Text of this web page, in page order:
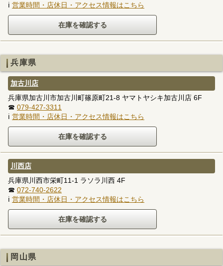
ℹ 営業時間・店休日・アクセス情報はこちら
兵庫県
加古川店
兵庫県加古川市加古川町篠原町21-8 ヤマトヤシキ加古川店 6F
☎ 079-427-3311
ℹ 営業時間・店休日・アクセス情報はこちら
川西店
兵庫県川西市栄町11-1 ラソラ川西 4F
☎ 072-740-2622
ℹ 営業時間・店休日・アクセス情報はこちら
岡山県